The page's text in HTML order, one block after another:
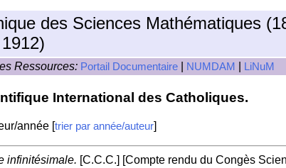
des Sciences Mathématiques
1912)
Ressources: Portail Documentaire NUMDAM LiNuM
International des Catholiques.
année [trier par année/auteur]
infinitésimale. [C.C.C.] [Compte rendu du Congès